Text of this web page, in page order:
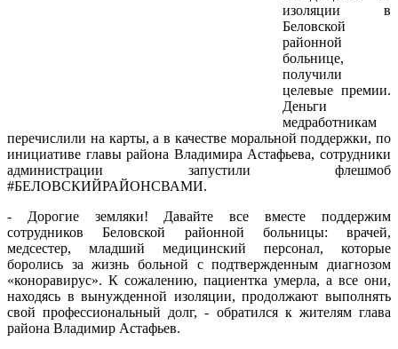
изоляции в
Беловской
районной
больнице,
получили
целевые премии.
Деньги
медработникам
перечислили на карты, а в качестве моральной поддержки, по
инициативе главы района Владимира Астафьева, сотрудники
администрации запустили флешмоб
#БЕЛОВСКИЙРАЙОНСВАМИ.
- Дорогие земляки! Давайте все вместе поддержим
сотрудников Беловской районной больницы: врачей,
медсестер, младший медицинский персонал, которые
боролись за жизнь больной с подтвержденным диагнозом
«коноравирус». К сожалению, пациентка умерла, а все они,
находясь в вынужденной изоляции, продолжают выполнять
свой профессиональный долг, - обратился к жителям глава
района Владимир Астафьев.